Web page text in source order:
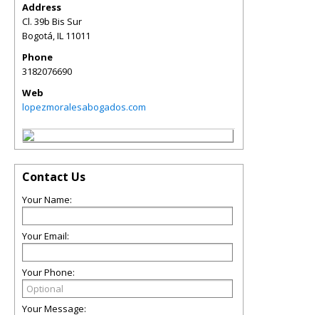
Address
Cl. 39b Bis Sur
Bogotá,IL 11011
Phone
3182076690
Web
lopezmoralesabogados.com
Contact Us
Your Name:
Your Email:
Your Phone:
Your Message: